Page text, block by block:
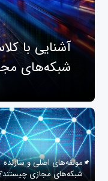
آشنایی با
شبکه‌های
مولفه‌های اصلی و سازنده
شبکه‌های مجازی